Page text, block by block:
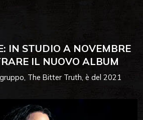
IN STUDIO A NOVEMBRE
IL NUOVO ALBUM
The Bitter Truth, è del 2021